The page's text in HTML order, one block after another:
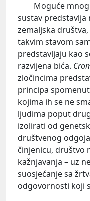
Moguće mnogi
sustav predstavlja
zemaljska
takvim stavom
predstavljaju kao
razvijena bića.
zločincima
principa
kojima ih se ne
ljudima poput
izolirati od
društvenog
činjenicu, društvo
kažnjavanja – uz
suosjećanje sa
odgovornosti koji